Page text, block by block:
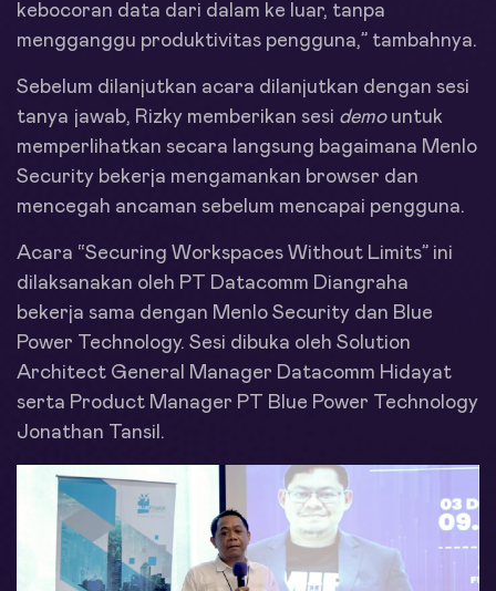
kebocoran data dari dalam ke luar, tanpa
mengganggu produktivitas pengguna,” tambahnya.
Sebelum dilanjutkan acara dilanjutkan dengan sesi
tanya jawab, Rizky memberikan sesi demountuk
memperlihatkan secara langsung bagaimana Menlo
Security bekerja mengamankan browser dan
mencegah ancaman sebelum mencapai pengguna.
Acara “Securing Workspaces Without Limits” ini
dilaksanakan oleh PT Datacomm Diangraha
bekerja sama dengan Menlo Security dan Blue
Power Technology. Sesi dibuka oleh Solution
Architect General Manager Datacomm Hidayat
serta Product Manager PT Blue Power Technology
Jonathan Tansil.